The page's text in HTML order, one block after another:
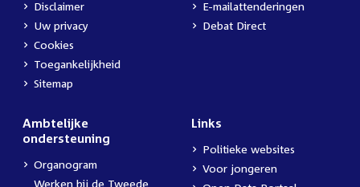
Disclaimer
Uw privacy
Cookies
Toegankelijkheid
Sitemap
E-mailattenderingen
Debat Direct
Ambtelijke
ondersteuning
Organogram
Werken bij de Tweede
Links
Politieke websites
Voor jongeren